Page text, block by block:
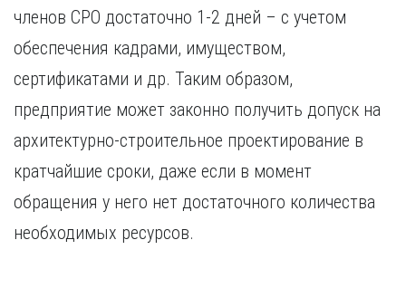
членов СРО достаточно 1-2 дней – с учетом
обеспечения кадрами, имуществом,
сертификатами и др. Таким образом,
предприятие может законно получить допуск на
архитектурно-строительное проектирование в
кратчайшие сроки, даже если в момент
обращения у него нет достаточного количества
необходимых ресурсов.